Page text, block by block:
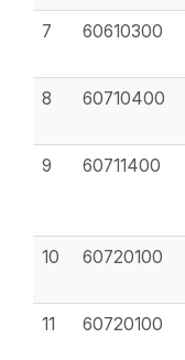
7 60610300
8 60710400
9 60711400
10 60720100
11 60720100